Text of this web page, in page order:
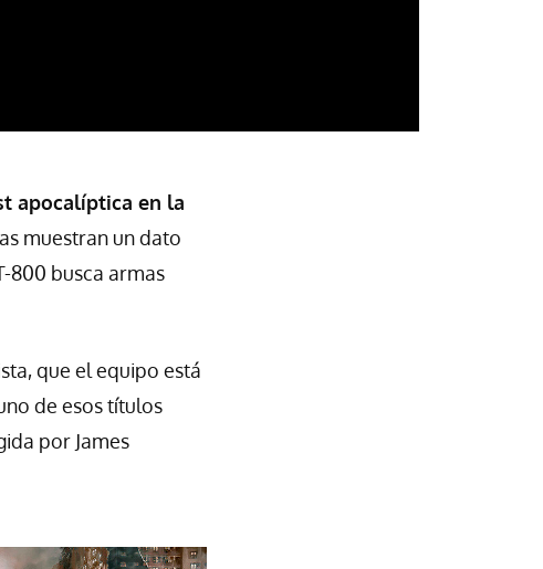
apocalíptica en la
muestran un dato
800 busca armas
que el equipo está
de esos títulos
por James